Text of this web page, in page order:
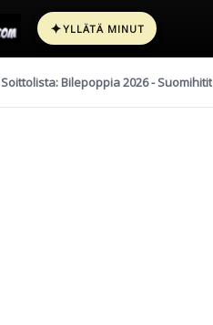
✦YLLÄTÄ MINUT
Soittolista: Bilepoppia 2026 - Suomihitit